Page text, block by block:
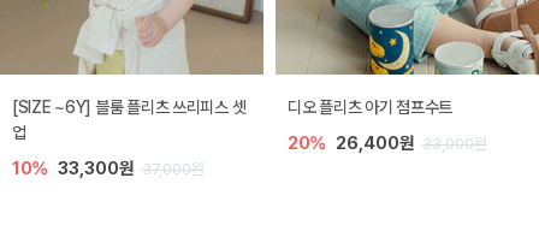
[SIZE ~6Y] 블룸 플리츠 쓰리피스 셋
업
10% 33,300원 37,000원
디오 플리츠 아기 점프수트
20% 26,400원 33,000원